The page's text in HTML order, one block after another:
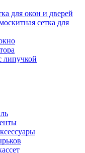
для окон и дверей
сетка для
липучкой